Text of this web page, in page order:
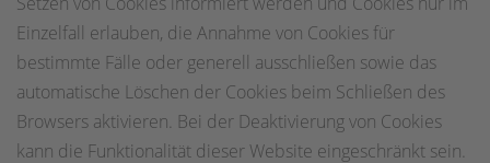
Einzelfall erlauben, die Annahme von Cookies für
bestimmte Fälle oder generell ausschließen sowie das
automatische Löschen der Cookies beim Schließen des
Browsers aktivieren. Bei der Deaktivierung von Cookies
kann die Funktionalität dieser Website eingeschränkt sein.